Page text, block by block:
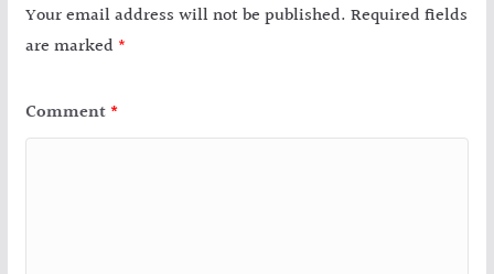
Your email address will not be published. Required fields
are marked *
Comment *